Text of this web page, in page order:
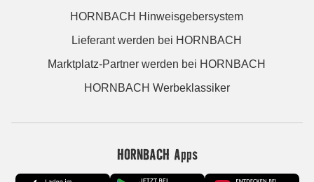
HORNBACH Hinweisgebersystem
Lieferant werden bei HORNBACH
Marktplatz-Partner werden bei HORNBACH
HORNBACH Werbeklassiker
HORNBACH Apps